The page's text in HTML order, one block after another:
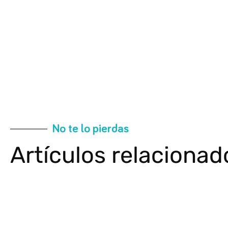
No te lo pierdas
Artículos